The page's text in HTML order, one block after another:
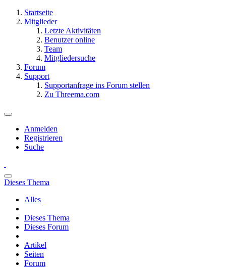
Startseite
Mitglieder
Letzte Aktivitäten
Benutzer online
Team
Mitgliedersuche
Forum
Support
Supportanfrage ins Forum stellen
Zu Threema.com
Anmelden
Registrieren
Suche
Dieses Thema
Alles
Dieses Thema
Dieses Forum
Artikel
Seiten
Forum